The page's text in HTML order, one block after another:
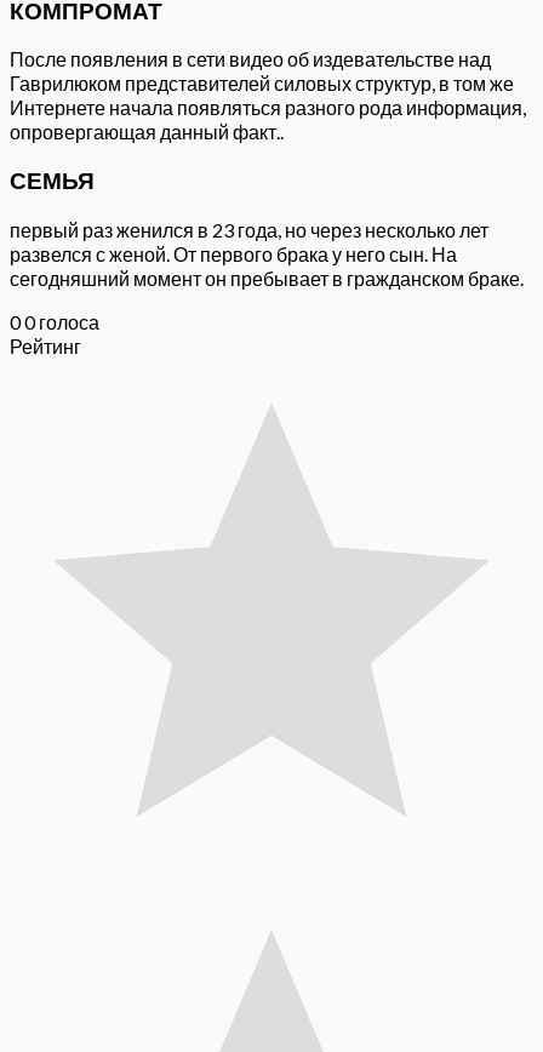
КОМПРОМАТ
После появления в сети видео об издевательстве над
Гаврилюком представителей силовых структур, в том же
Интернете начала появляться разного рода информация,
опровергающая данный факт..
СЕМЬЯ
первый раз женился в 23 года, но через несколько лет
развелся с женой. От первого брака у него сын. На
сегодняшний момент он пребывает в гражданском браке.
00 голоса
Рейтинг